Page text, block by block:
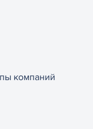
компаний